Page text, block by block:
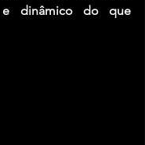
e dinâmico do que